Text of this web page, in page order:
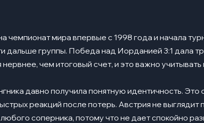
Шлагер
чемпионат мира впервые с 1998 года и начала
дальше группы. Победа над Иорданией 3:1 дала
нервнее, чем итоговый счет, и это важно
давно получила понятную идентичность. Это
реакций после потерь. Австрия не выглядит
соперника, потому что не дает спокойно